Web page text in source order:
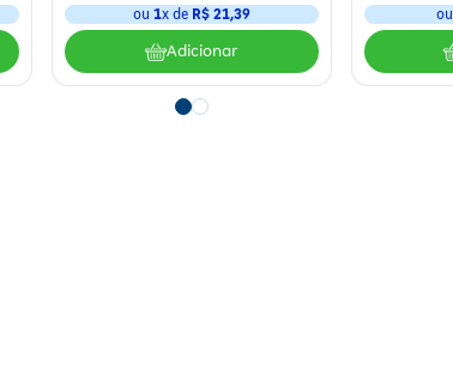
ou 1x de R$ 21,39
Adicionar
ou